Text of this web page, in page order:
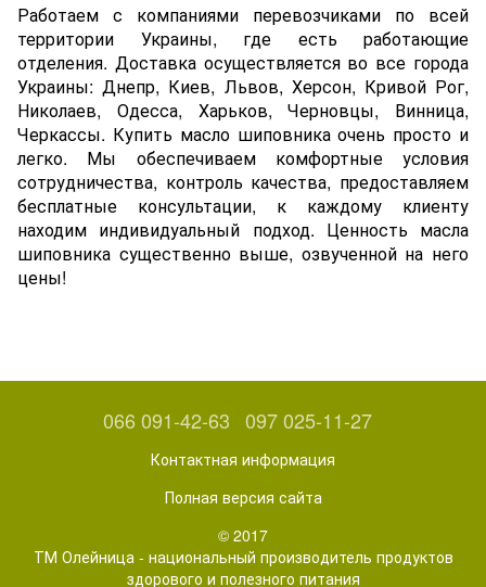
Работаем с компаниями перевозчиками по всей
территории Украины, где есть работающие
отделения. Доставка осуществляется во все города
Украины: Днепр, Киев, Львов, Херсон, Кривой Рог,
Николаев, Одесса, Харьков, Черновцы, Винница,
Черкассы. Купить масло шиповника очень просто и
легко. Мы обеспечиваем комфортные условия
сотрудничества, контроль качества, предоставляем
бесплатные консультации, к каждому клиенту
находим индивидуальный подход. Ценность масла
шиповника существенно выше, озвученной на него
цены!
066 091-42-63 097 025-11-27
Контактная информация
Полная версия сайта
© 2017
ТМ Олейница - национальный производитель продуктов
здорового и полезного питания